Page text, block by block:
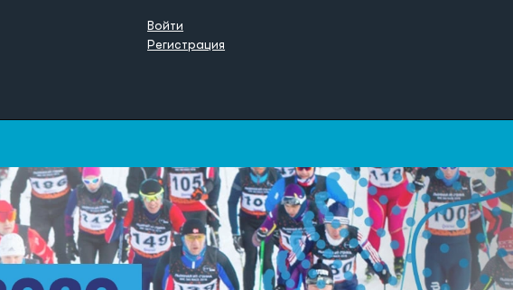
Войти
Регистрация
Next